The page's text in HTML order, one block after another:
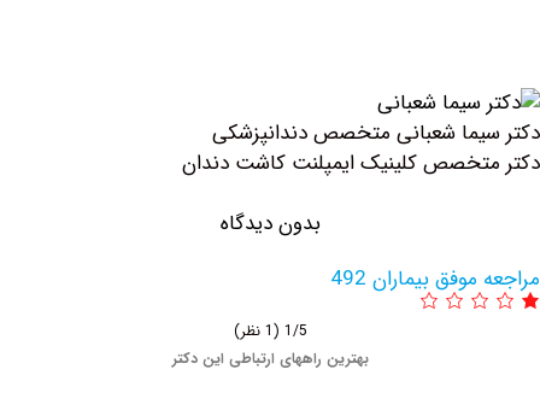
شعبانی متخصص دندانپزشکی
کلینیک ايمپلنت كاشت دندان
بدون دیدگاه
بیماران 492
بهترین راههای ارتباطی این دکتر